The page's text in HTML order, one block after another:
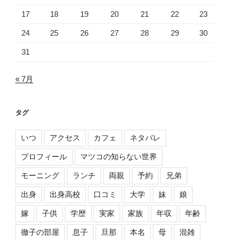
17 18 19 20 21 22 23
24 25 26 27 28 29 30
31
« 7月
タグ
いつ アクセス カフェ ネタバレ
プロフィール マツコの知らない世界
モーニング ランチ 両親 予約 兄弟
出身 出身高校 口コミ 大学 妹 娘
嫁 子供 学歴 実家 家族 年収 年齢
徹子の部屋 息子 旦那 本名 母 混雑